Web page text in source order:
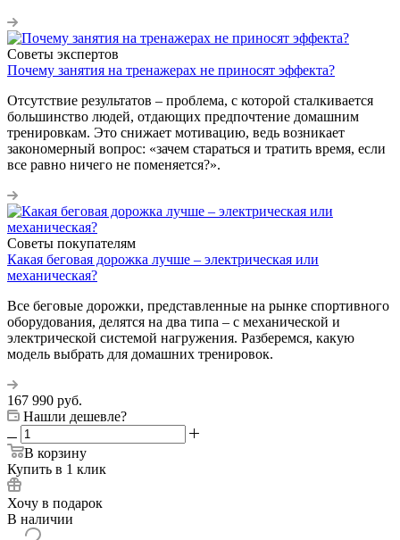
Советы экспертов
Почему занятия на тренажерах не приносят эффекта?
Отсутствие результатов – проблема, с которой сталкивается
большинство людей, отдающих предпочтение домашним
тренировкам. Это снижает мотивацию, ведь возникает
закономерный вопрос: «зачем стараться и тратить время, если
все равно ничего не поменяется?».
Советы покупателям
Какая беговая дорожка лучше – электрическая или
механическая?
Все беговые дорожки, представленные на рынке спортивного
оборудования, делятся на два типа – с механической и
электрической системой нагружения. Разберемся, какую
модель выбрать для домашних тренировок.
167 990 руб.
Нашли дешевле?
В корзину
Купить в 1 клик
Хочу в подарок
В наличии